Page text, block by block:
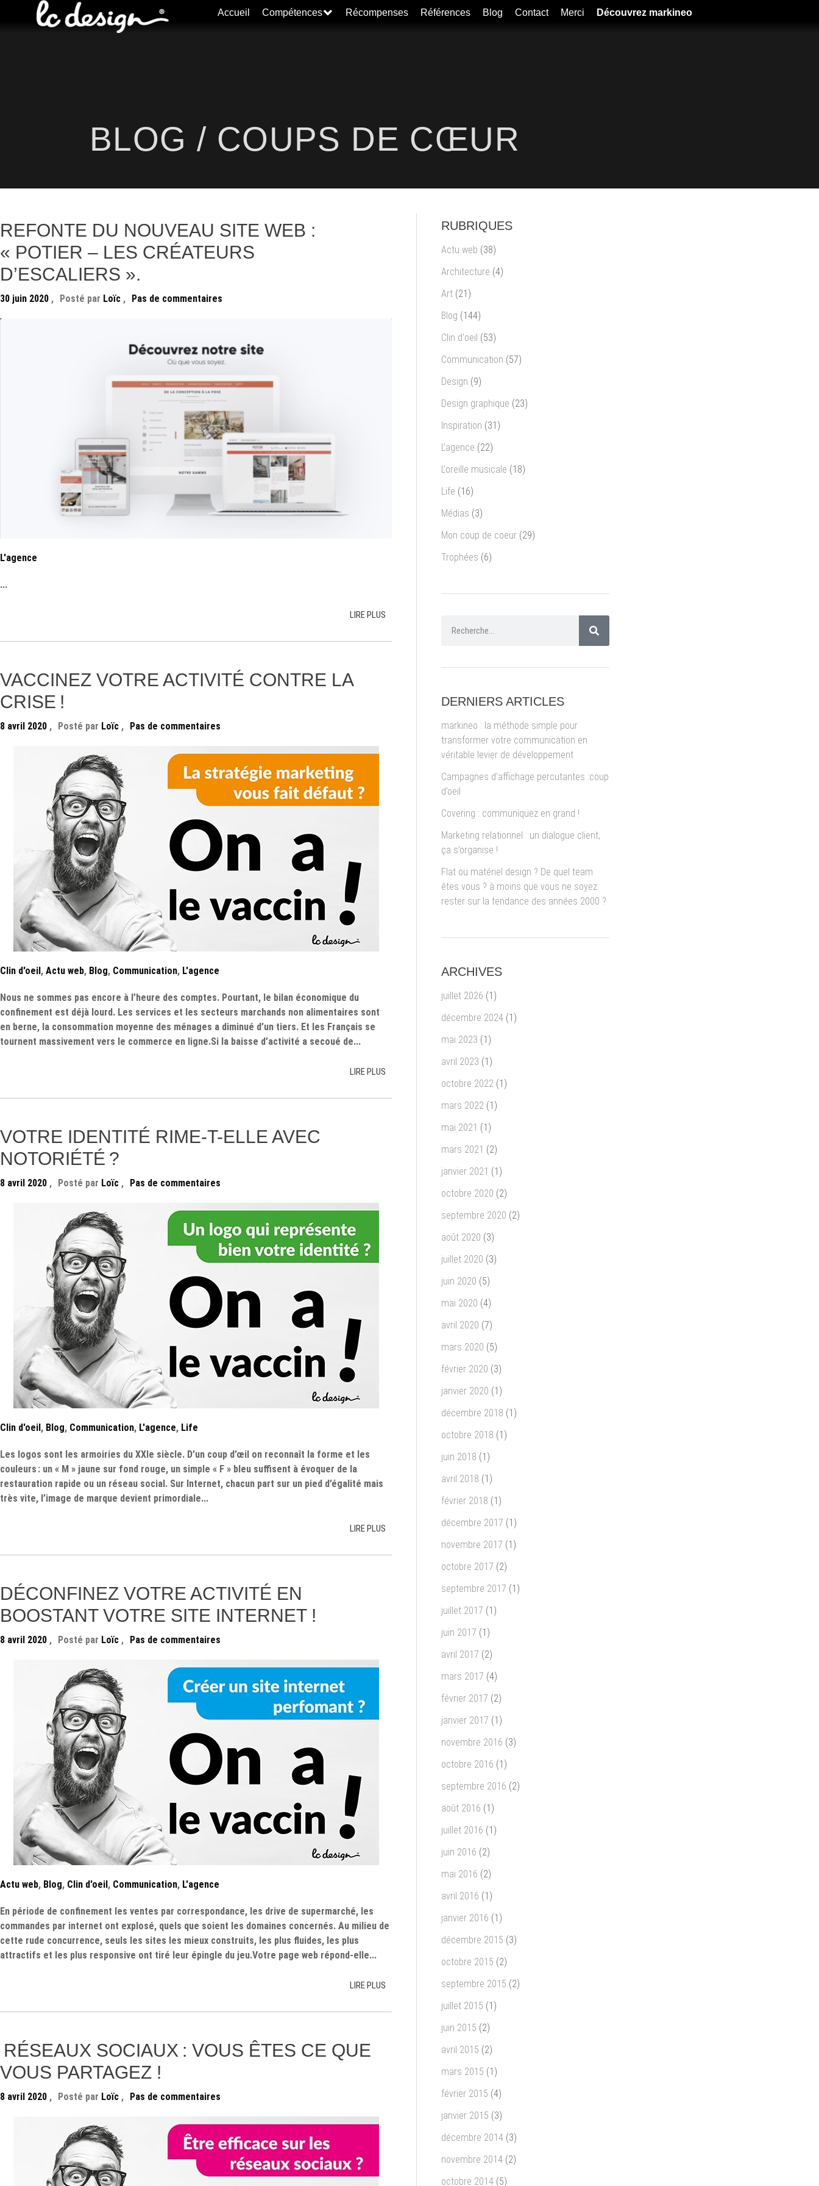
Accueil Compétences Récompenses Références Blog Contact Merci Découvrez markineo
BLOG / COUPS DE CŒUR
REFONTE DU NOUVEAU SITE WEB :
« POTIER – LES CRÉATEURS
D’ESCALIERS ».
30 juin 2020 , Posté par Loïc , Pas de commentaires
L'agence
...
LIRE PLUS
VACCINEZ VOTRE ACTIVITÉ CONTRE LA
CRISE !
8 avril 2020 , Posté par Loïc , Pas de commentaires
Clin d'oeil, Actu web, Blog, Communication, L'agence
Nous ne sommes pas encore à l’heure des comptes. Pourtant, le bilan économique du
confinement est déjà lourd. Les services et les secteurs marchands non alimentaires sont
en berne, la consommation moyenne des ménages a diminué d’un tiers. Et les Français se
tournent massivement vers le commerce en ligne.Si la baisse d’activité a secoué de...
LIRE PLUS
VOTRE IDENTITÉ RIME-T-ELLE AVEC
NOTORIÉTÉ ?
8 avril 2020 , Posté par Loïc , Pas de commentaires
Clin d'oeil, Blog, Communication, L'agence, Life
Les logos sont les armoiries du XXIe siècle. D’un coup d’œil on reconnaît la forme et les
couleurs : un « M » jaune sur fond rouge, un simple « F » bleu suffisent à évoquer de la
restauration rapide ou un réseau social. Sur Internet, chacun part sur un pied d’égalité mais
très vite, l’image de marque devient primordiale...
LIRE PLUS
DÉCONFINEZ VOTRE ACTIVITÉ EN
BOOSTANT VOTRE SITE INTERNET !
8 avril 2020 , Posté par Loïc , Pas de commentaires
Actu web, Blog, Clin d'oeil, Communication, L'agence
En période de confinement les ventes par correspondance, les drive de supermarché, les
commandes par internet ont explosé, quels que soient les domaines concernés. Au milieu de
cette rude concurrence, seuls les sites les mieux construits, les plus fluides, les plus
attractifs et les plus responsive ont tiré leur épingle du jeu.Votre page web répond-elle...
LIRE PLUS
RÉSEAUX SOCIAUX : VOUS ÊTES CE QUE
VOUS PARTAGEZ !
8 avril 2020 , Posté par Loïc , Pas de commentaires
RUBRIQUES
Actu web (38)
Architecture (4)
Art (21)
Blog (144)
Clin d'oeil (53)
Communication (57)
Design (9)
Design graphique (23)
Inspiration (31)
L'agence (22)
L'oreille musicale (18)
Life (16)
Médias (3)
Mon coup de coeur (29)
Trophées (6)
DERNIERS ARTICLES
markineo : la méthode simple pour
transformer votre communication en
véritable levier de développement
Campagnes d’affichage percutantes :coup
d’oeil
Covering : communiquez en grand !
Marketing relationnel : un dialogue client,
ça s’organise !
Flat ou matériel design ? De quel team
êtes vous ? à moins que vous ne soyez
rester sur la tendance des années 2000 ?
ARCHIVES
juillet 2026 (1)
décembre 2024 (1)
mai 2023 (1)
avril 2023 (1)
octobre 2022 (1)
mars 2022 (1)
mai 2021 (1)
mars 2021 (2)
janvier 2021 (1)
octobre 2020 (2)
septembre 2020 (2)
août 2020 (3)
juillet 2020 (3)
juin 2020 (5)
mai 2020 (4)
avril 2020 (7)
mars 2020 (5)
février 2020 (3)
janvier 2020 (1)
décembre 2018 (1)
octobre 2018 (1)
juin 2018 (1)
avril 2018 (1)
février 2018 (1)
décembre 2017 (1)
novembre 2017 (1)
octobre 2017 (2)
septembre 2017 (1)
juillet 2017 (1)
juin 2017 (1)
avril 2017 (2)
mars 2017 (4)
février 2017 (2)
janvier 2017 (1)
novembre 2016 (3)
octobre 2016 (1)
septembre 2016 (2)
août 2016 (1)
juillet 2016 (1)
juin 2016 (2)
mai 2016 (2)
avril 2016 (1)
janvier 2016 (1)
décembre 2015 (3)
octobre 2015 (2)
septembre 2015 (2)
juillet 2015 (1)
juin 2015 (2)
avril 2015 (2)
mars 2015 (1)
février 2015 (4)
janvier 2015 (3)
décembre 2014 (3)
novembre 2014 (2)
octobre 2014 (5)